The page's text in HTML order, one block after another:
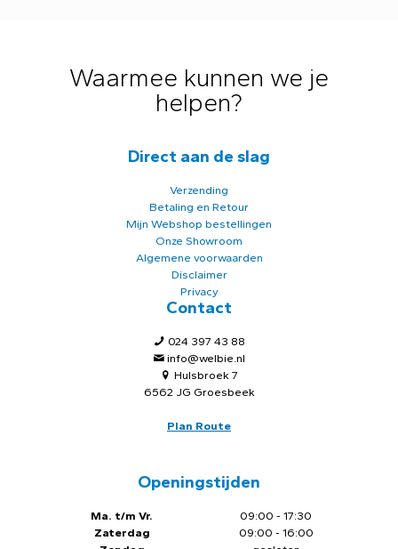
Waarmee kunnen we je
helpen?
Direct aan de slag
Verzending
Betaling en Retour
Mijn Webshop bestellingen
Onze Showroom
Algemene voorwaarden
Disclaimer
Privacy
Contact
024 397 43 88
info@welbie.nl
Hulsbroek 7
6562 JG Groesbeek
Plan Route
Openingstijden
Ma. t/m Vr.
Zaterdag
09:00 - 17:30
09:00 - 16:00